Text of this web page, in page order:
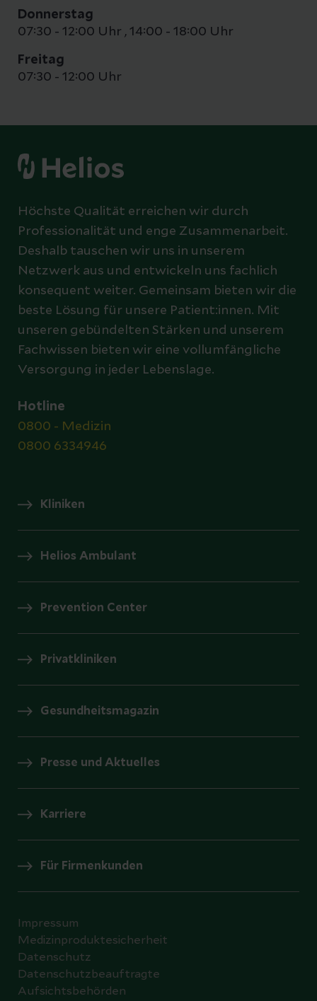
Donnerstag
07:30 - 12:00 Uhr , 14:00 - 18:00 Uhr
Freitag
07:30 - 12:00 Uhr
Höchste Qualität erreichen wir durch
Professionalität und enge Zusammenarbeit.
Deshalb tauschen wir uns in unserem
Netzwerk aus und entwickeln uns fachlich
konsequent weiter. Gemeinsam bieten wir die
beste Lösung für unsere Patient:innen. Mit
unseren gebündelten Stärken und unserem
Fachwissen bieten wir eine vollumfängliche
Versorgung in jeder Lebenslage.
Hotline
0800 - Medizin
0800 6334946
Kliniken
Helios Ambulant
Prevention Center
Privatkliniken
Gesundheitsmagazin
Presse und Aktuelles
Karriere
Für Firmenkunden
Impressum
Medizinproduktesicherheit
Datenschutz
Datenschutzbeauftragte
Aufsichtsbehörden